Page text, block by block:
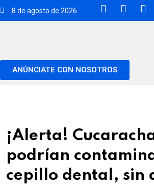
8 de agosto de 2026
ANÚNCIATE CON NOSOTROS
¡Alerta!
podrían
cepillo dental, sin